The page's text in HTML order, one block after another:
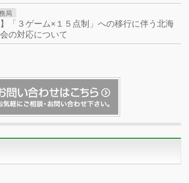
局
】「３ゲーム×１５点制」への移行に伴う北海
の対応について